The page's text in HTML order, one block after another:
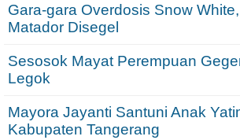
Gara-gara Overdosis Snow
Matador Disegel
Sesosok Mayat Perempuan
Legok
Mayora Jayanti Santuni Anak
Kabupaten Tangerang